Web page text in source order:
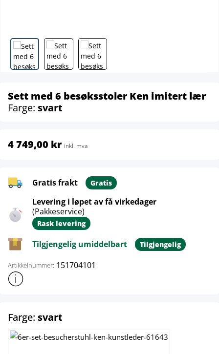
Sett med 6 besøksstoler Ken imitert lær
Farge: svart
4 749,00 kr inkl. mva
Gratis frakt Gratis
Levering i løpet av få virkedager
(Pakkeservice)
Rask levering
Tilgjengelig umiddelbart Tilgjengelig
Artikkelnummer: 151704101
Vis mer produktinformasjon
Farge: svart